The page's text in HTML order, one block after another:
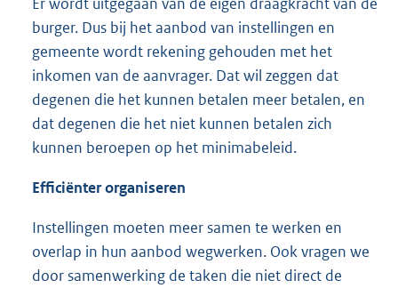
burger. Dus bij het aanbod van instellingen en
gemeente wordt rekening gehouden met het
inkomen van de aanvrager. Dat wil zeggen dat
degenen die het kunnen betalen meer betalen, en
dat degenen die het niet kunnen betalen zich
kunnen beroepen op het minimabeleid.
Efficiënter organiseren
Instellingen moeten meer samen te werken en
overlap in hun aanbod wegwerken. Ook vragen we
door samenwerking de taken die niet direct de